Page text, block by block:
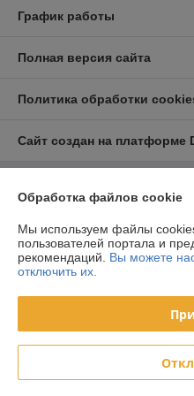
График работы
Полная версия сайта
Политика обработки
Сайт создан на платформе
Информация для покупателя
Юридическое лицо:ООО «ФилФар
220036, г. Минск, ул. Западная,
Регистрационный номер ЕГР:
УНП: 192123248
Регистрационный орган: Минский
Дата регистрации компании:
Ссылка на свидетельство/
Обработка файлов cookie
Мы используем файлы
пользователей портала и
рекомендаций. Вы можете
отключить их.